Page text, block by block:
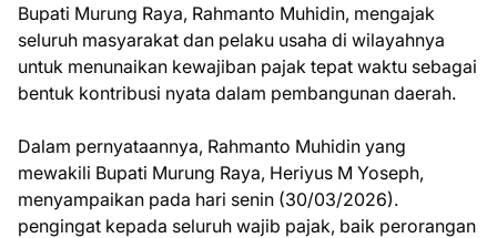
Bupati Murung Raya, Rahmanto Muhidin, mengajak
seluruh masyarakat dan pelaku usaha di wilayahnya
untuk menunaikan kewajiban pajak tepat waktu sebagai
bentuk kontribusi nyata dalam pembangunan daerah.
Dalam pernyataannya, Rahmanto Muhidin yang
mewakili Bupati Murung Raya, Heriyus M Yoseph,
menyampaikan pada hari senin (30/03/2026).
pengingat kepada seluruh wajib pajak, baik perorangan